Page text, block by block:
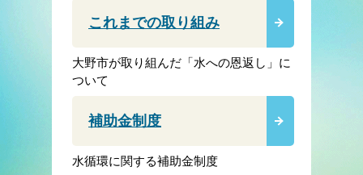
これまでの取り組み
大野市が取り組んだ「水への恩返し」に
ついて
補助金制度
水循環に関する補助金制度